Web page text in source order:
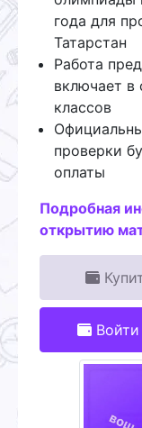
года для
Татарстан
Работа
включает в
классов
проверки
оплаты
Подробная
открытию